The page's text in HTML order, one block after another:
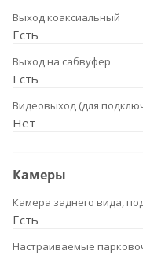
Выход коаксиальный
Есть
Выход на сабвуфер
Есть
Видеовыход (для
Нет
Камеры
Камера заднего вида,
Есть
Настраиваемые